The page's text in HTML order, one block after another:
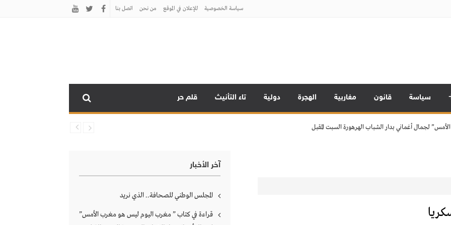
سياسة الخصوصية للإعلان في الموقع من نحن اتصل بنـا
سياسة قانون مغاربية الهجرة دولية تاء التأنيث قلم حر
واردة.. !
الرقمية على القيم في المجتمع المغربي
لجمال أغماني بدار الشباب الهرهورة السبت المقبل
واردة.. !
النواب بالمغرب
آخر الأخبار
المجلس الوطني للصحافة.. الذي نريد
قراءة في كتاب ” مغرب اليوم ليس هو مغرب الأمس”